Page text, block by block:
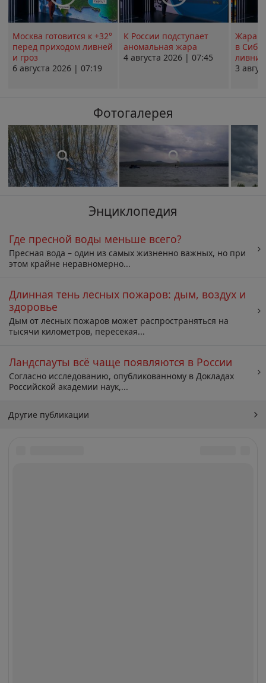
Москва готовится к +32°
перед приходом ливней
и гроз
6 августа 2026 | 07:19
К России подступает
аномальная жара
4 августа 2026 | 07:45
Жара в
в
ливни
3
Фотогалерея
Энциклопедия
Где пресной воды меньше всего?
Пресная вода – один из самых жизненно важных, но при
этом крайне неравномерно...
Длинная тень лесных пожаров: дым, воздух и
здоровье
Дым от лесных пожаров может распространяться на
тысячи километров, пересекая...
Ландспауты всё чаще появляются в России
Согласно исследованию, опубликованному в Докладах
Российской академии наук,...
Другие публикации